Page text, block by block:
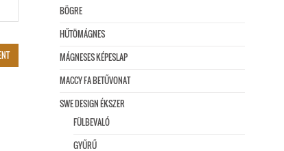
BÖGRE
HŰTÖMÁGNES
MÁGNESES KÉPESLAP
MACCY FA BETŰVONAT
SWE DESIGN ÉKSZER
FÜLBEVALÓ
GYŰRŰ